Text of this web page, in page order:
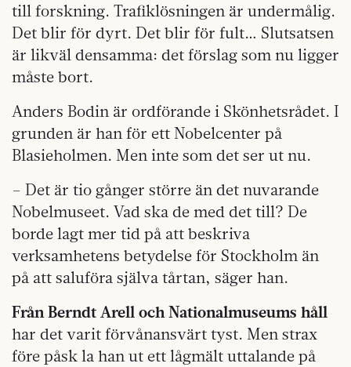
till forskning. Trafiklösningen är undermålig.
Det blir för dyrt. Det blir för fult… Slutsatsen
är likväl densamma: det förslag som nu ligger
måste bort.
Anders Bodin är ordförande i Skönhetsrådet. I
grunden är han för ett Nobelcenter på
Blasieholmen. Men inte som det ser ut nu.
– Det är tio gånger större än det nuvarande
Nobelmuseet. Vad ska de med det till? De
borde lagt mer tid på att beskriva
verksamhetens betydelse för Stockholm än
på att saluföra själva tårtan, säger han.
Från Berndt Arell och Nationalmuseums håll
har det varit förvånansvärt tyst. Men strax
före påsk la han ut ett lågmält uttalande på